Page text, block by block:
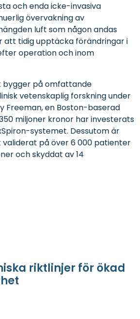
och enda icke-invasiva
övervakning av
luft som någon andas
att tidig upptäcka förändringar i
operation och inom
bygger på omfattande
vetenskaplig forskning under
Freeman, en Boston-baserad
miljoner kronor har investerats
systemet. Dessutom är
validerat på över 6 000 patienter
och skyddat av 14
riktlinjer för ökad